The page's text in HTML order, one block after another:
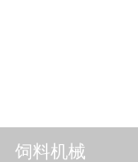
饲料机械